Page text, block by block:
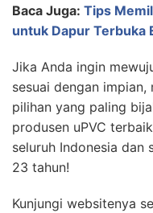
Baca Juga: Tips
untuk Dapur Terbuka
Jika Anda ingin
sesuai dengan impian,
pilihan yang paling
produsen uPVC
seluruh Indonesia dan
23 tahun!
Kunjungi websitenya